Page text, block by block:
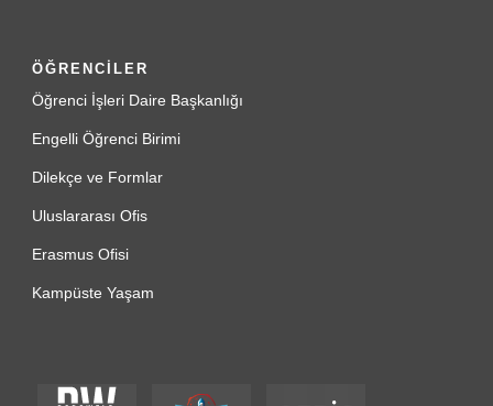
ÖĞRENCİLER
Öğrenci İşleri Daire Başkanlığı
Engelli Öğrenci Birimi
Dilekçe ve Formlar
Uluslararası Ofis
Erasmus Ofisi
Kampüste Yaşam